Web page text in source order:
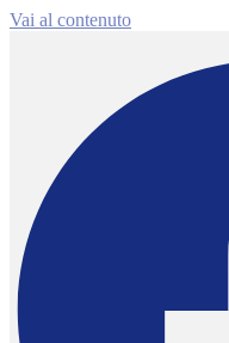
Vai al contenuto